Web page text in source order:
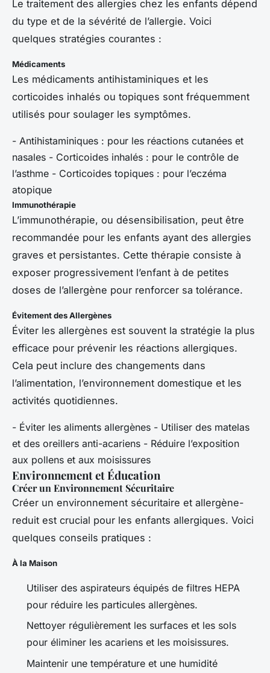
Le traitement des allergies chez les enfants dépend
du type et de la sévérité de l’allergie. Voici
quelques stratégies courantes :
Médicaments
Les médicaments antihistaminiques et les
corticoides inhalés ou topiques sont fréquemment
utilisés pour soulager les symptômes.
- Antihistaminiques : pour les réactions cutanées et
nasales - Corticoides inhalés : pour le contrôle de
l’asthme - Corticoides topiques : pour l’eczéma
atopique
Immunothérapie
L’immunothérapie, ou désensibilisation, peut être
recommandée pour les enfants ayant des allergies
graves et persistantes. Cette thérapie consiste à
exposer progressivement l’enfant à de petites
doses de l’allergène pour renforcer sa tolérance.
Évitement des Allergènes
Éviter les allergènes est souvent la stratégie la plus
efficace pour prévenir les réactions allergiques.
Cela peut inclure des changements dans
l’alimentation, l’environnement domestique et les
activités quotidiennes.
- Éviter les aliments allergènes - Utiliser des matelas
et des oreillers anti-acariens - Réduire l’exposition
aux pollens et aux moisissures
Environnement et Éducation
Créer un Environnement Sécuritaire
Créer un environnement sécuritaire et allergène-
reduit est crucial pour les enfants allergiques. Voici
quelques conseils pratiques :
À la Maison
Utiliser des aspirateurs équipés de filtres HEPA
pour réduire les particules allergènes.
Nettoyer régulièrement les surfaces et les sols
pour éliminer les acariens et les moisissures.
Maintenir une température et une humidité